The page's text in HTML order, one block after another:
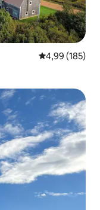
4,99 av 5 i
4,99 (185)